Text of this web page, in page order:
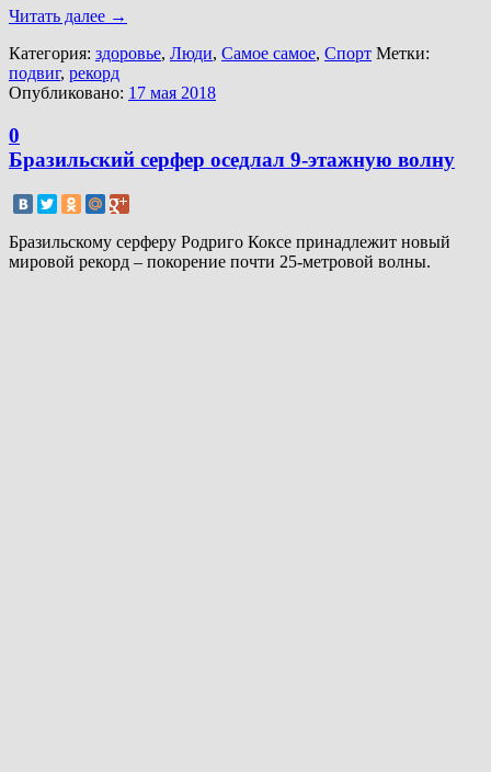
Читать далее →
Категория: здоровье, Люди, Самое самое, Спорт Метки:
подвиг, рекорд
Опубликовано: 17 мая 2018
0
Бразильский серфер оседлал 9-этажную волну
Бразильскому серферу Родриго Коксе принадлежит новый
мировой рекорд – покорение почти 25-метровой волны.